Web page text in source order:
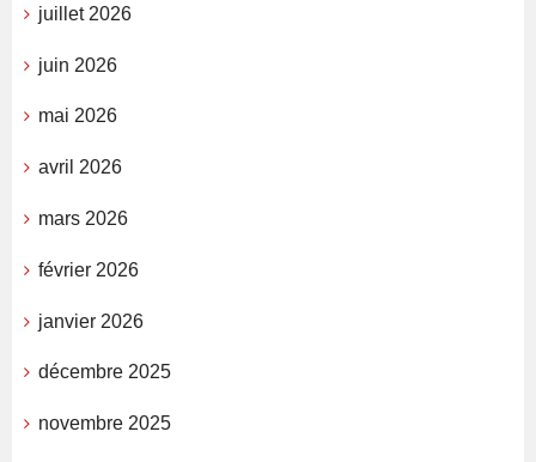
juillet 2026
juin 2026
mai 2026
avril 2026
mars 2026
février 2026
janvier 2026
décembre 2025
novembre 2025